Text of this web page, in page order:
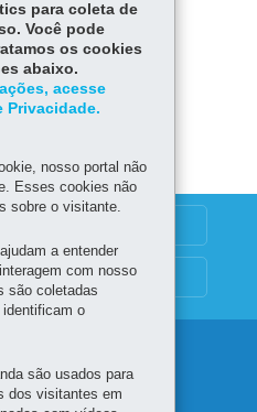
mais
para coleta de
Você pode
os cookies
abaixo.
acesse
Privacidade.
nosso portal não
Esses cookies não
sobre o visitante.
a entender
com nosso
são coletadas
o
são usados para
dos visitantes em